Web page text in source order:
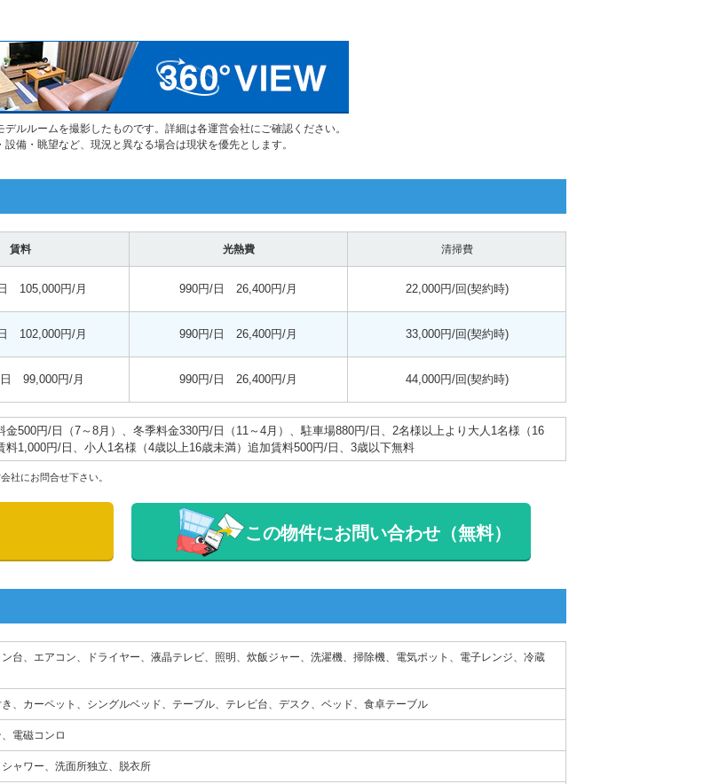
ルルームを撮影したものです。詳細は各運営会社にご確認ください。
設備・眺望など、現況と異なる場合は現状を優先とします。
賃料 光熱費 清掃費
105,000円/月 990円/日 26,400円/月 22,000円/回(契約時)
102,000円/月 990円/日 26,400円/月 33,000円/回(契約時)
99,000円/月 990円/日 26,400円/月 44,000円/回(契約時)
金500円/日（7～8月）、冬季料金330円/日（11～4月）、駐車場880円/日、2名様以上より大人1名様（16
料1,000円/日、小人1名様（4歳以上16歳未満）追加賃料500円/日、3歳以下無料
社にお問合せ下さい。
この物件にお問い合わせ（無料）
台、エアコン、ドライヤー、液晶テレビ、照明、炊飯ジャー、洗濯機、掃除機、電気ポット、電子レンジ、冷蔵
、カーペット、シングルベッド、テーブル、テレビ台、デスク、ベッド、食卓テーブル
電磁コンロ
ャワー、洗面所独立、脱衣所